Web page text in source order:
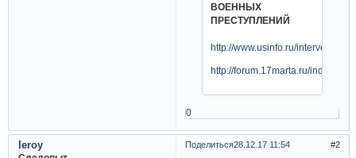
ВОЕННЫХ
ПРЕСТУПЛЕНИЙ
http://www.usinfo.ru/
http://forum.17marta.ru/
0
Поделиться 2
28.12.17 11:54
leroy